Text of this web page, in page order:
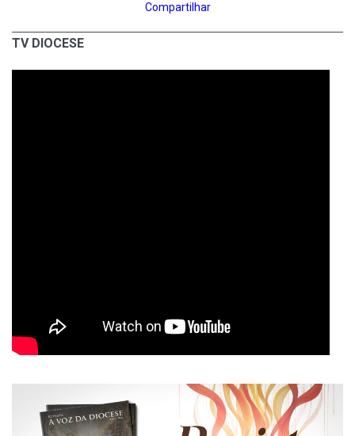
Compartilhar
TV DIOCESE